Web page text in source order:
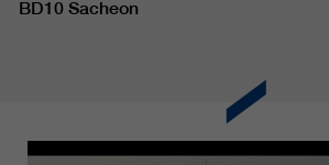
BD10 Sacheon